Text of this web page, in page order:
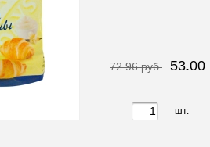
72.96 руб. 53.00
шт.